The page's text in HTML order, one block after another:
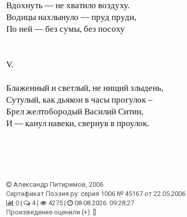
Вдохнуть — не хватило воздуху.
Водицы нахлынуло — пруд пруди,
По ней — без сумы, без посоху
V.
Блаженный и светлый, не нищий злыдень,
Сутулый, как дьякон в часы прогулок –
Брел желтобородый Василий Ситин,
И — канул навеки, свернув в проулок.
Александр Питиримов, 2006
Сертификат Поэзия.ру: серия 1006 № 45167 от 22.05.2006
0 |
4 | 4275 |
08.08.2026. 09:28:27
Произведение оценили (+): []